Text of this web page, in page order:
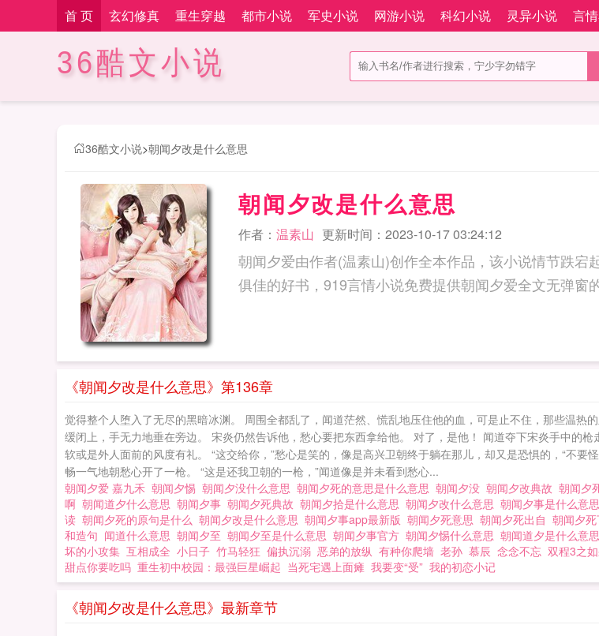
首 页 玄幻修真 重生穿越 都市小说 军史小说 网游小说 科幻小说 灵异小说 言
36酷文小说
36酷文小说>朝闻夕改是什么意思
朝闻夕改是什么意思
作者： 温素山 更新时间：2023-10-17 03:24:12
朝闻夕爱由作者(温素山)创作全本作品，该小说情节跌宕
《朝闻夕改是什么意思》第136章
觉得整个人堕入了无尽的黑暗冰渊。 周围全都乱了，闻道茫然、慌乱地压住他的血，可是止不住，那些温
缓闭上，手无力地垂在旁边。 宋炎仍然告诉他，愁心要把东西拿给他。 对了，是他！ 闻道夺下宋炎手中的
软或是外人面前的风度有礼。 “这交给你，”愁心是笑的，像是高兴卫朝终于躺在那儿，却又是恐惧的，“不
畅一气地朝愁心开了一枪。 “这是还我卫朝的一枪，”闻道像是并未看到愁心...
朝闻夕爱 嘉九禾 朝闻夕惕 朝闻夕没什么意思 朝闻夕死的意思是什么意思 朝闻夕没 朝闻夕改典故 朝闻夕
啊 朝闻道夕什么意思 朝闻夕事 朝闻夕死典故 朝闻夕拾是什么意思 朝闻夕改什么意思 朝闻夕事是什么意思
读 朝闻夕死的原句是什么 朝闻夕改是什么意思 朝闻夕事app最新版 朝闻夕死意思 朝闻夕死出自 朝闻夕
和造句 闻道什么意思 朝闻夕至 朝闻夕至是什么意思 朝闻夕事官方 朝闻夕惕什么意思 朝闻道夕是什么意思
坏的小攻集 互相成全 小日子 竹马轻狂 偏执沉溺 恶弟的放纵 有种你爬墙 老孙 慕辰 念念不忘 双程3之
甜点你要吃吗 重生初中校园：最强巨星崛起 当死宅遇上面瘫 我要变“受” 我的初恋小记
《朝闻夕改是什么意思》最新章节